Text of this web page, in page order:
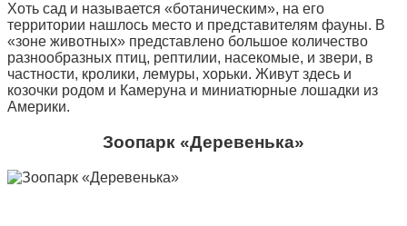
Хоть сад и называется «ботаническим», на его
территории нашлось место и представителям фауны. В
«зоне животных» представлено большое количество
разнообразных птиц, рептилии, насекомые, и звери, в
частности, кролики, лемуры, хорьки. Живут здесь и
козочки родом и Камеруна и миниатюрные лошадки из
Америки.
Зоопарк «Деревенька»